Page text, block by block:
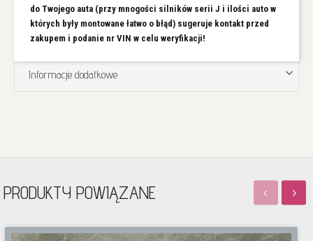
do Twojego auta (przy mnogości silników serii J i ilości auto w
których były montowane łatwo o błąd) sugeruje kontakt przed
zakupem i podanie nr VIN w celu weryfikacji!
Informacje dodatkowe
PRODUKTY POWIĄZANE